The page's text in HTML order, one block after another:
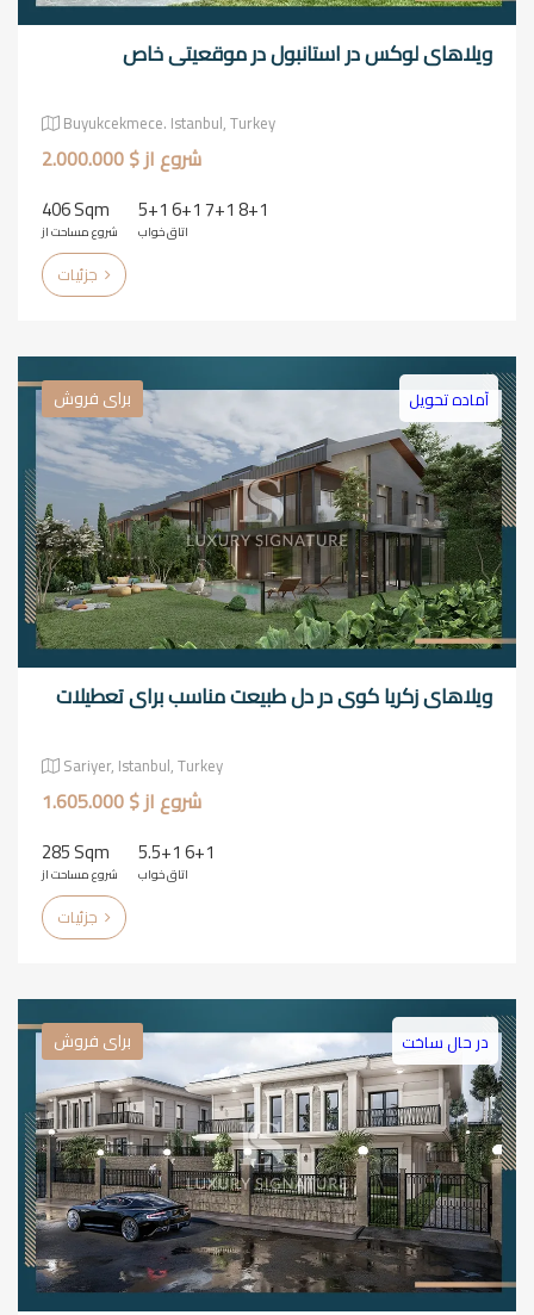
ویلاهای لوکس در استانبول در موقعیتی خاص
Buyukcekmece. Istanbul, Turkey
شروع از $ 2.000.000
406 Sqm
شروع مساحت از
5+1 6+1 7+1 8+1
اتاق خواب
برای فروش آماده تحویل
ویلاهای زکریا کوی در دل طبیعت مناسب برای تعطیلات
Sariyer, Istanbul, Turkey
شروع از $ 1.605.000
285 Sqm
شروع مساحت از
5.5+1 6+1
اتاق خواب
برای فروش در حال ساخت